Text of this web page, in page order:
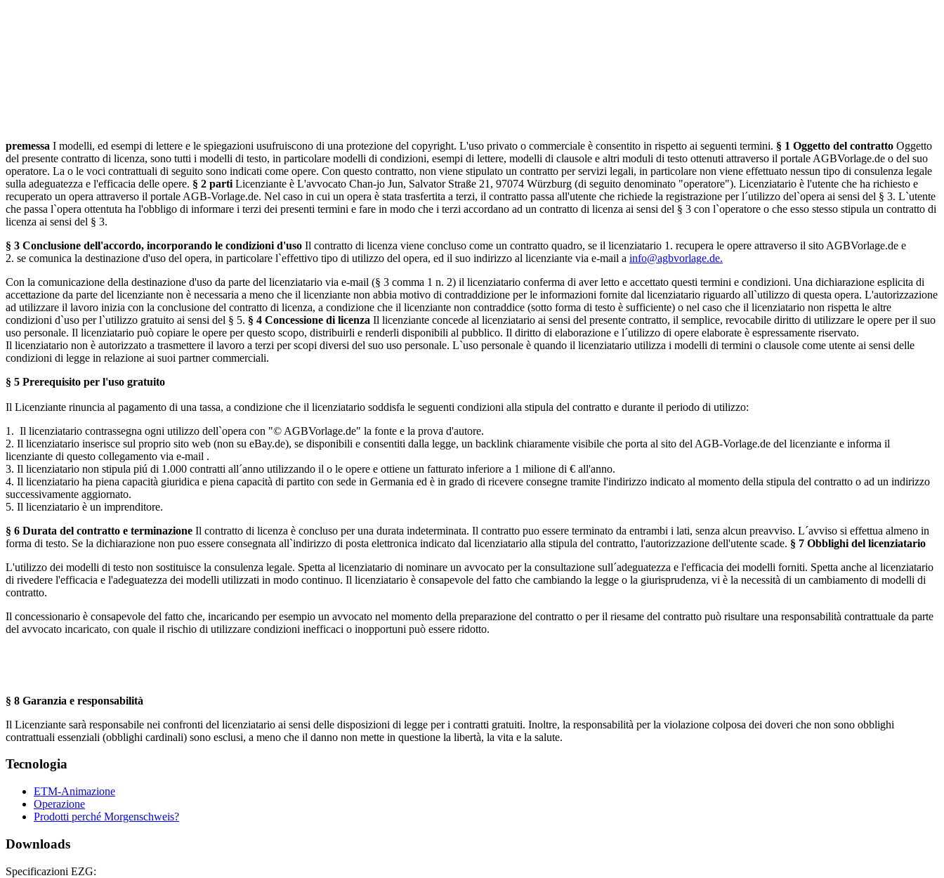
premessa I modelli, ed esempi di lettere e le spiegazioni usufruiscono di una protezione del copyright. L'uso privato o commerciale è consentito in rispetto ai seguenti termini. § 1 Oggetto del contratto Oggetto
del presente contratto di licenza, sono tutti i modelli di testo, in particolare modelli di condizioni, esempi di lettere, modelli di clausole e altri moduli di testo ottenuti attraverso il portale AGBVorlage.de o del suo
operatore. La o le voci contrattuali di seguito sono indicati come opere. Con questo contratto, non viene stipulato un contratto per servizi legali, in particolare non viene effettuato nessun tipo di consulenza legale
sulla adeguatezza e l'efficacia delle opere. § 2 parti Licenziante è L'avvocato Chan-jo Jun, Salvator Straße 21, 97074 Würzburg (di seguito denominato "operatore"). Licenziatario è l'utente che ha richiesto e
recuperato un opera attraverso il portale AGB-Vorlage.de. Nel caso in cui un opera è stata trasfertita a terzi, il contratto passa all'utente che richiede la registrazione per l´utilizzo del`opera ai sensi del § 3. L`utente
che passa l`opera ottentuta ha l'obbligo di informare i terzi dei presenti termini e fare in modo che i terzi accordano ad un contratto di licenza ai sensi del § 3 con l`operatore o che esso stesso stipula un contratto di
licenza ai sensi del § 3.
§ 3 Conclusione dell'accordo, incorporando le condizioni d'uso Il contratto di licenza viene concluso come un contratto quadro, se il licenziatario 1. recupera le opere attraverso il sito AGBVorlage.de e
2. se comunica la destinazione d'uso del opera, in particolare l`effettivo tipo di utilizzo del opera, ed il suo indirizzo al licenziante via e-mail a info@agbvorlage.de.
Con la comunicazione della destinazione d'uso da parte del licenziatario via e-mail (§ 3 comma 1 n. 2) il licenziatario conferma di aver letto e accettato questi termini e condizioni. Una dichiarazione esplicita di
accettazione da parte del licenziante non è necessaria a meno che il licenziante non abbia motivo di contraddizione per le informazioni fornite dal licenziatario riguardo all`utilizzo di questa opera. L'autorizzazione
ad utilizzare il lavoro inizia con la conclusione del contratto di licenza, a condizione che il licenziante non contraddice (sotto forma di testo è sufficiente) o nel caso che il licenziatario non rispetta le altre
condizioni d`uso per l`utilizzo gratuito ai sensi del § 5. § 4 Concessione di licenza Il licenziante concede al licenziatario ai sensi del presente contratto, il semplice, revocabile diritto di utilizzare le opere per il suo
uso personale. Il licenziatario può copiare le opere per questo scopo, distribuirli e renderli disponibili al pubblico. Il diritto di elaborazione e l´utilizzo di opere elaborate è espressamente riservato.
Il licenziatario non è autorizzato a trasmettere il lavoro a terzi per scopi diversi del suo uso personale. L`uso personale è quando il licenziatario utilizza i modelli di termini o clausole come utente ai sensi delle
condizioni di legge in relazione ai suoi partner commerciali.
§ 5 Prerequisito per l'uso gratuito
Il Licenziante rinuncia al pagamento di una tassa, a condizione che il licenziatario soddisfa le seguenti condizioni alla stipula del contratto e durante il periodo di utilizzo:
1. Il licenziatario contrassegna ogni utilizzo dell`opera con "© AGBVorlage.de" la fonte e la prova d'autore.
2. Il licenziatario inserisce sul proprio sito web (non su eBay.de), se disponibili e consentiti dalla legge, un backlink chiaramente visibile che porta al sito del AGB-Vorlage.de del licenziante e informa il
licenziante di questo collegamento via e-mail .
3. Il licenziatario non stipula piú di 1.000 contratti all´anno utilizzando il o le opere e ottiene un fatturato inferiore a 1 milione di € all'anno.
4. Il licenziatario ha piena capacità giuridica e piena capacità di partito con sede in Germania ed è in grado di ricevere consegne tramite l'indirizzo indicato al momento della stipula del contratto o ad un indirizzo
successivamente aggiornato.
5. Il licenziatario è un imprenditore.
§ 6 Durata del contratto e terminazione Il contratto di licenza è concluso per una durata indeterminata. Il contratto puo essere terminato da entrambi i lati, senza alcun preavviso. L´avviso si effettua almeno in
forma di testo. Se la dichiarazione non puo essere consegnata all`indirizzo di posta elettronica indicato dal licenziatario alla stipula del contratto, l'autorizzazione dell'utente scade. § 7 Obblighi del licenziatario
L'utilizzo dei modelli di testo non sostituisce la consulenza legale. Spetta al licenziatario di nominare un avvocato per la consultazione sull´adeguatezza e l'efficacia dei modelli forniti. Spetta anche al licenziatario
di rivedere l'efficacia e l'adeguatezza dei modelli utilizzati in modo continuo. Il licenziatario è consapevole del fatto che cambiando la legge o la giurisprudenza, vi è la necessità di un cambiamento di modelli di
contratto.
Il concessionario è consapevole del fatto che, incaricando per esempio un avvocato nel momento della preparazione del contratto o per il riesame del contratto può risultare una responsabilità contrattuale da parte
del avvocato incaricato, con quale il rischio di utilizzare condizioni inefficaci o inopportuni può essere ridotto.
§ 8 Garanzia e responsabilità
Il Licenziante sarà responsabile nei confronti del licenziatario ai sensi delle disposizioni di legge per i contratti gratuiti. Inoltre, la responsabilità per la violazione colposa dei doveri che non sono obblighi
contrattuali essenziali (obblighi cardinali) sono esclusi, a meno che il danno non mette in questione la libertà, la vita e la salute.
Tecnologia
ETM-Animazione
Operazione
Prodotti perché Morgenschweis?
Downloads
Specificazioni EZG: